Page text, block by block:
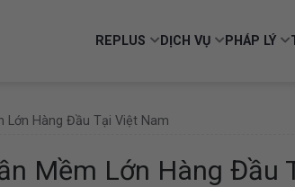
REPLUS DỊCH VỤ PHÁP LÝ
Lớn Hàng Đầu Tại Việt Nam
Mềm Lớn Hàng Đầu